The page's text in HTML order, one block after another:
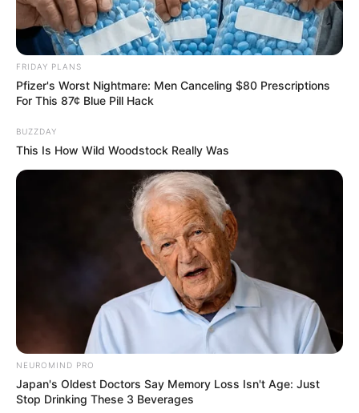
FRIDAY PLANS
Pfizer's Worst Nightmare: Men Canceling $80 Prescriptions
For This 87¢ Blue Pill Hack
BUZZDAY
This Is How Wild Woodstock Really Was
NEUROMIND PRO
Japan's Oldest Doctors Say Memory Loss Isn't Age: Just
Stop Drinking These 3 Beverages